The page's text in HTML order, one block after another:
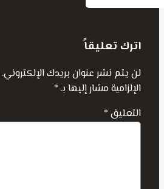
اترك تعليقاً
لن يتم نشر عنوان بريدك الإلكتروني.
الإلزامية مشار إليها بـ*
التعليق *